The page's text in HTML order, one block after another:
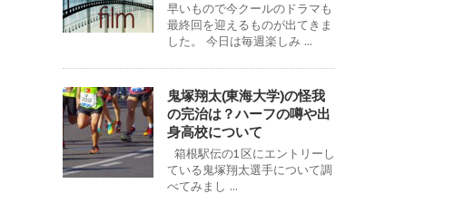
早いもので今クールのドラマも
最終回を迎えるものが出てきま
した。 今日は毎週楽しみ ...
鬼塚翔太(東海大学)の怪我
の完治は？ハーフの噂や出
身高校について
箱根駅伝の1区にエントリーし
ている鬼塚翔太選手について調
べてみまし ...